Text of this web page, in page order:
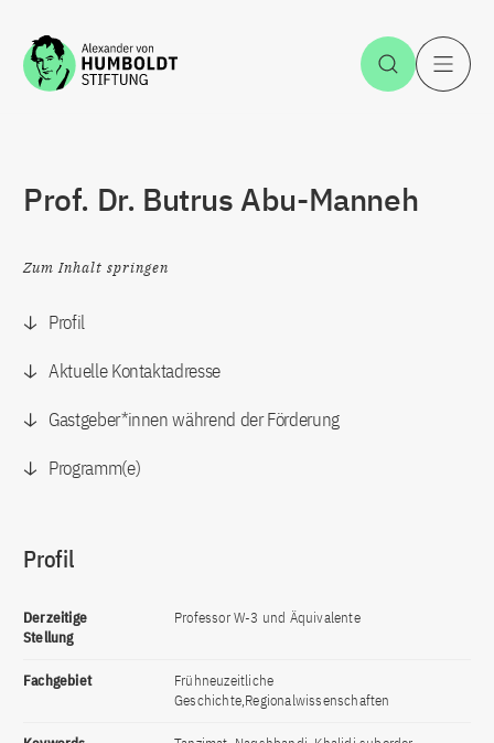
Zum Inhalt springen Suche
Prof. Dr. Butrus Abu-Manneh
Zum Inhalt springen
Profil
Aktuelle Kontaktadresse
Gastgeber*innen während der Förderung
Programm(e)
Profil
Derzeitige
Stellung
Professor W-3 und Äquivalente
Fachgebiet
Frühneuzeitliche
Geschichte,Regionalwissenschaften